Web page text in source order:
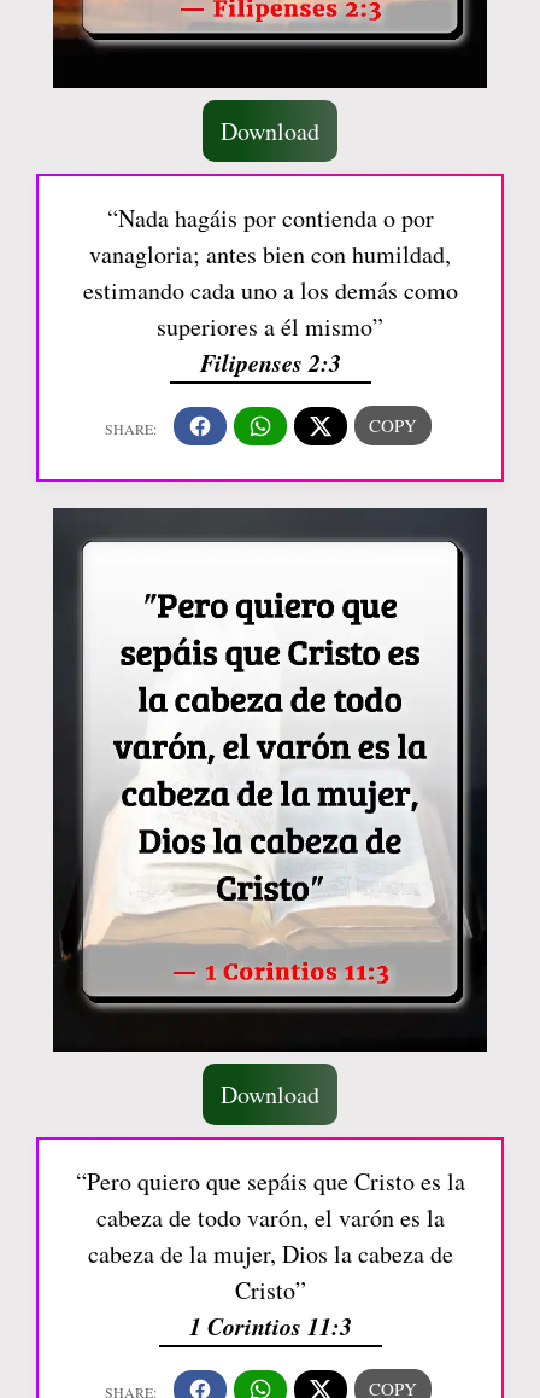
Download
“Nada hagáis por contienda o por
vanagloria; antes bien con humildad,
estimando cada uno a los demás como
superiores a él mismo”
Filipenses 2:3
Download
“Pero quiero que sepáis que Cristo es la
cabeza de todo varón, el varón es la
cabeza de la mujer, Dios la cabeza de
Cristo”
1 Corintios 11:3